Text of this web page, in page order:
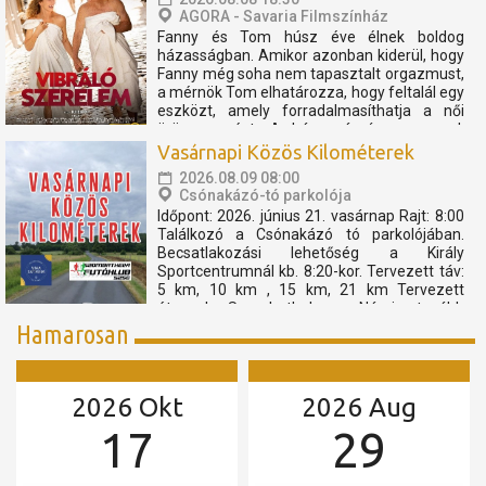
AGORA - Savaria Filmszínház
Fanny és Tom húsz éve élnek boldog
házasságban. Amikor azonban kiderül, hogy
Fanny még soha nem tapasztalt orgazmust,
a mérnök Tom elhatározza, hogy feltalál egy
eszközt, amely forradalmasíthatja a női
örömszerzést. A házaspár így egy vad,
mégis megható utazásra indul, amely tele
van humorral, felfedezéssel...
Vasárnapi Közös Kilométerek
2026.08.09 08:00
Csónakázó-tó parkolója
Időpont: 2026. június 21. vasárnap Rajt: 8:00
Találkozó a Csónakázó tó parkolójában.
Becsatlakozási lehetőség a Király
Sportcentrumnál kb. 8:20-kor. Tervezett táv:
5 km, 10 km , 15 km, 21 km Tervezett
útvonal: Szombathely - Nárai -tovább
rövidebb távok féltávnál...
Hamarosan
2026 Okt
17
2026 Aug
29